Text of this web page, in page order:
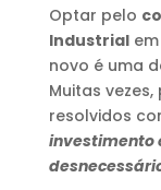
Optar pelo
Industrialem
novo é uma
Muitas
resolvidos
investimento